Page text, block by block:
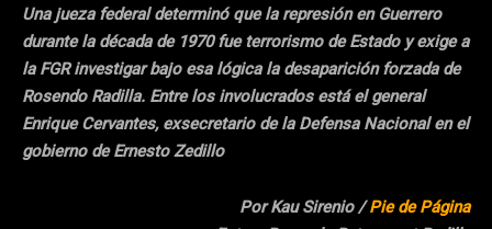
Una jueza federal determinó que la represión en Guerrero
durante la década de 1970 fue terrorismo de Estado y exige a
la FGR investigar bajo esa lógica la desaparición forzada de
Rosendo Radilla. Entre los involucrados está el general
Enrique Cervantes, exsecretario de la Defensa Nacional en el
gobierno de Ernesto Zedillo
Por Kau Sirenio /Pie de Página